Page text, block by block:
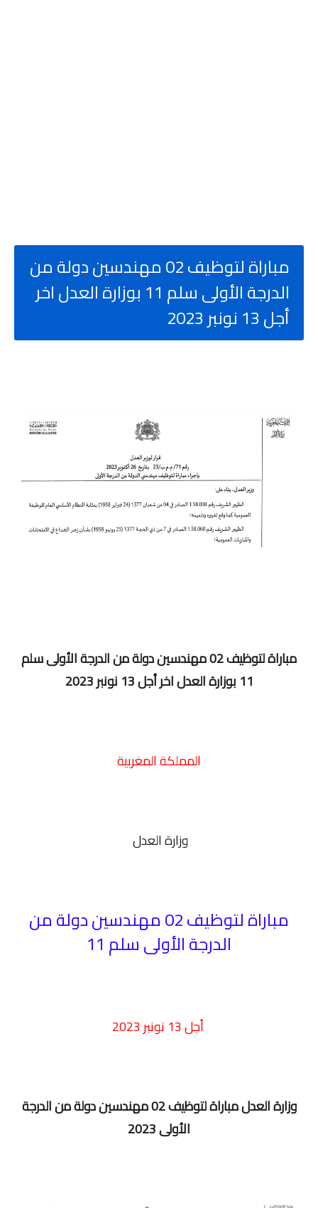
مباراة لتوظيف 02 مهندسين دولة من
الدرجة الأولى سلم 11 بوزارة العدل اخر
أجل 13 نونبر 2023
مباراة لتوظيف 02 مهندسين دولة من الدرجة الأولى سلم
11 بوزارة العدل اخر أجل 13 نونبر 2023
المملكة المغربية
وزارة العدل
مباراة لتوظيف 02 مهندسين دولة من
الدرجة الأولى سلم 11
أجل 13 نونبر 2023
وزارة العدل
مباراة لتوظيف 02 مهندسين دولة من الدرجة
الأولى2023